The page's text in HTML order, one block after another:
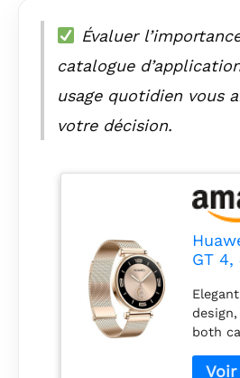
Évaluer
catalogue
usage quotidien vous
votre décision.
GT 4,
both
and